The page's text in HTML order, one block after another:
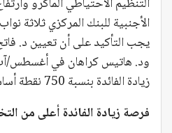
الأجنبية للبنك المركزي ثلاثة
يجب التأكيد على أن تعيين د.
زيادة الفائدة بنسبة 750 نقطة أساسية للبنك المركزي.”
فرصة زيادة الفائدة أعلى من